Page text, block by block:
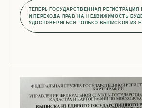
ТЕПЕРЬ ГОСУДАРСТВЕННАЯ РЕГИСТРАЦИЯ
И ПЕРЕХОДА ПРАВ НА НЕДВИЖИМОСТЬ
УДОСТОВЕРЯТЬСЯ ТОЛЬКО ВЫПИСКОЙ ИЗ